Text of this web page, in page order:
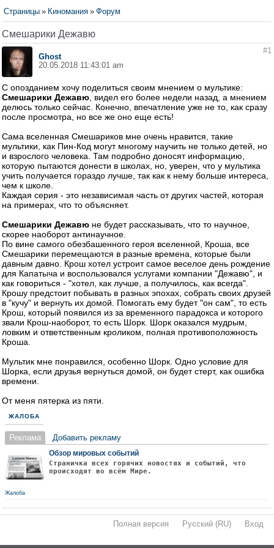
Страницы » Киномания » Форум
Смешарики Дежавю
Ghost
20.05.2018 11:43:01 am
#1
С опозданием хочу поделиться своим мнением о мультике:
Смешарики Дежавю , видел его более недели назад, а мнением
делюсь только сейчас. Конечно, впечатление уже не то, как сразу
после просмотра, но все же оно еще есть!
Сама вселенная Смешариков мне очень нравится, такие
мультики, как Пин-Код могут многому научить не только детей, но
и взрослого человека. Там подробно доносят информацию,
которую пытаются донести в школах, но, уверен, что у мультика
учить получается гораздо лучше, так как к нему больше интереса,
чем к школе.
Каждая серия - это независимая часть от других частей, которая
на примерах, что то объясняет.
Смешарики Дежавю не будет рассказывать, что то научное,
скорее наоборот антинаучное.
По вине самого обезбашенного героя вселенной, Кроша, все
Смешарики перемещаются в разные времена, которые были
давным давно. Крош хотел устроит самое веселое день рождение
для Капатыча и воспользовался услугами компании "Дежавю", и
как говориться - "хотел, как лучше, а получилось, как всегда".
Крошу предстоит побывать в разных эпохах, собрать своих друзей
в "кучу" и вернуть их домой. Помогать ему будет "он сам", то есть
Крош, который появился из за временного парадокса и которого
звали Крош-наоборот, то есть Шорк. Шорк оказался мудрым,
ловким и ответственным кроликом, полная противоположность
Кроша.
Мультик мне понравился, особенно Шорк. Одно условие для
Шорка, если друзья вернуться домой, он будет стерт, как ошибка
времени.
От меня пятерка из пяти.
ЖАЛОБА
Реклама Добавить рекламу
Обзор мировых событий
Страничка всех горячих новостях и событий, что
происходят во всём Мире.
Жалоба
Полная версия Русский (RU) Вход